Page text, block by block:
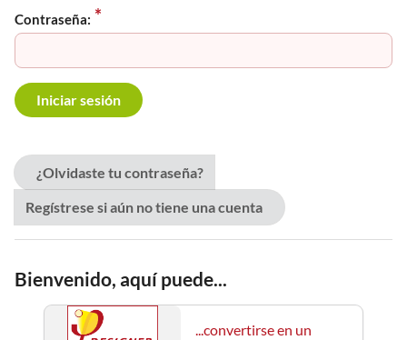
Contraseña:
¿Olvidaste tu contraseña?
Regístrese si aún no tiene una cuenta
Bienvenido, aquí puede...
...convertirse en un